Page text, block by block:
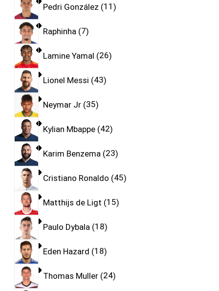
Pedri González 11
Raphinha 7
Lamine Yamal 26
Lionel Messi 43
Neymar Jr 35
Kylian Mbappe 42
Karim Benzema 23
Cristiano Ronaldo 45
Matthijs de Ligt 15
Paulo Dybala 18
Eden Hazard 18
Thomas Muller 24